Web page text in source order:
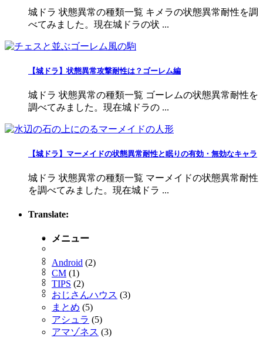
城ドラ 状態異常の種類一覧 キメラの状態異常耐性を調
べてみました。現在城ドラの状 ...
【城ドラ】状態異常攻撃耐性は？ゴーレム編
城ドラ 状態異常の種類一覧 ゴーレムの状態異常耐性を
調べてみました。現在城ドラの ...
【城ドラ】マーメイドの状態異常耐性と眠りの有効・無効なキャラ
城ドラ 状態異常の種類一覧 マーメイドの状態異常耐性
を調べてみました。現在城ドラ ...
Translate:
メニュー
Android (2)
CM (1)
TIPS (2)
おじさんハウス (3)
まとめ (5)
アシュラ (5)
アマゾネス (3)